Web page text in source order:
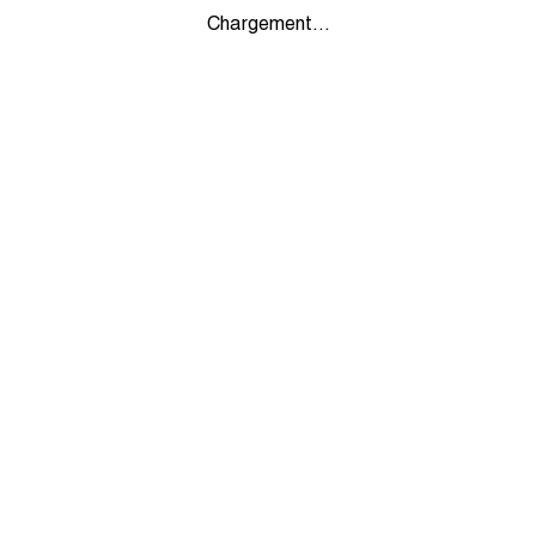
Chargement...